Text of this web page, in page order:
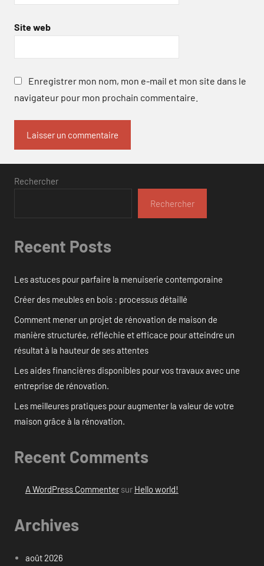
Site web
Enregistrer mon nom, mon e-mail et mon site dans le
navigateur pour mon prochain commentaire.
Rechercher
Rechercher
Recent Posts
Les astuces pour parfaire la menuiserie contemporaine
Créer des meubles en bois : processus détaillé
Comment mener un projet de rénovation de maison de
manière structurée, réfléchie et efficace pour atteindre un
résultat à la hauteur de ses attentes
Les aides financières disponibles pour vos travaux avec une
entreprise de rénovation.
Les meilleures pratiques pour augmenter la valeur de votre
maison grâce à la rénovation.
Recent Comments
A WordPress Commentersur Hello world!
Archives
août 2026